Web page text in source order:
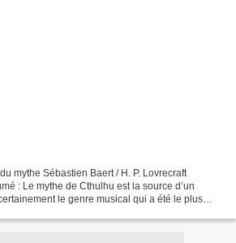
mythe Sébastien Baert / H. P. Lovrecraft
: Le mythe de Cthulhu est la source d’un
le genre musical qui a été le plus